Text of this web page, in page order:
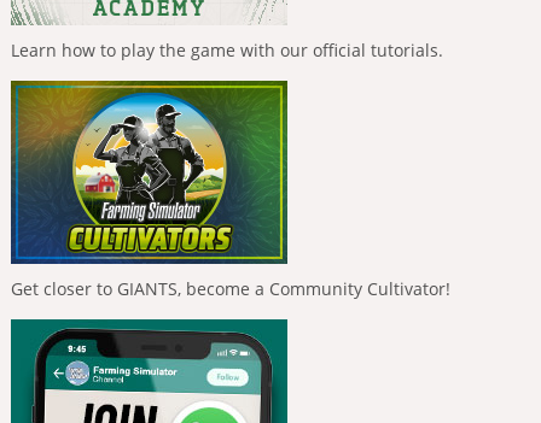
Learn how to play the game with our official tutorials.
Get closer to GIANTS, become a Community Cultivator!